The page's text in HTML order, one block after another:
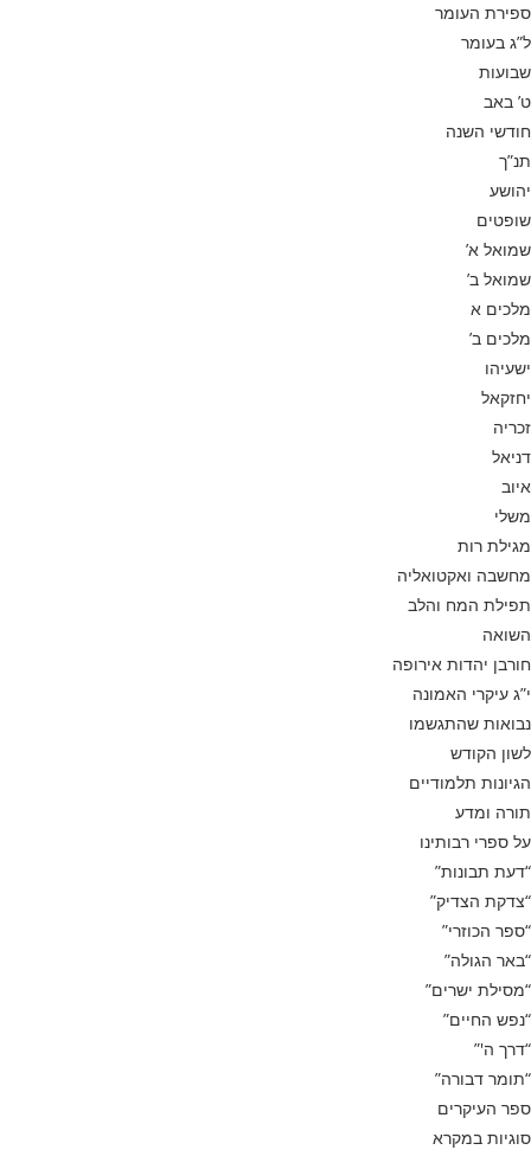
ספירת העומר
ל”ג בעומר
שבועות
ט’ באב
חודשי השנה
תנ”ך
יהושע
שופטים
שמואל א’
שמואל ב’
מלכים א
מלכים ב’
ישעיהו
יחזקאל
זכריה
דניאל
איוב
משלי
מגילת רות
מחשבה ואקטואליה
תפילת המח והלב
השואה
חורבן יהדות אירופה
י”ג עיקרי האמונה
נבואות שהתגשמו
לשון הקודש
הגיונות תלמודיים
תורה ומדע
על ספרי רבותינו
“דעת תבונות”
“צדקת הצדיק”
“ספר הכוזרי”
“באר הגולה”
“מסילת ישרים”
“נפש החיים”
“דרך ה'”
“תומר דבורה”
ספר העיקרים
סוגיות במקרא